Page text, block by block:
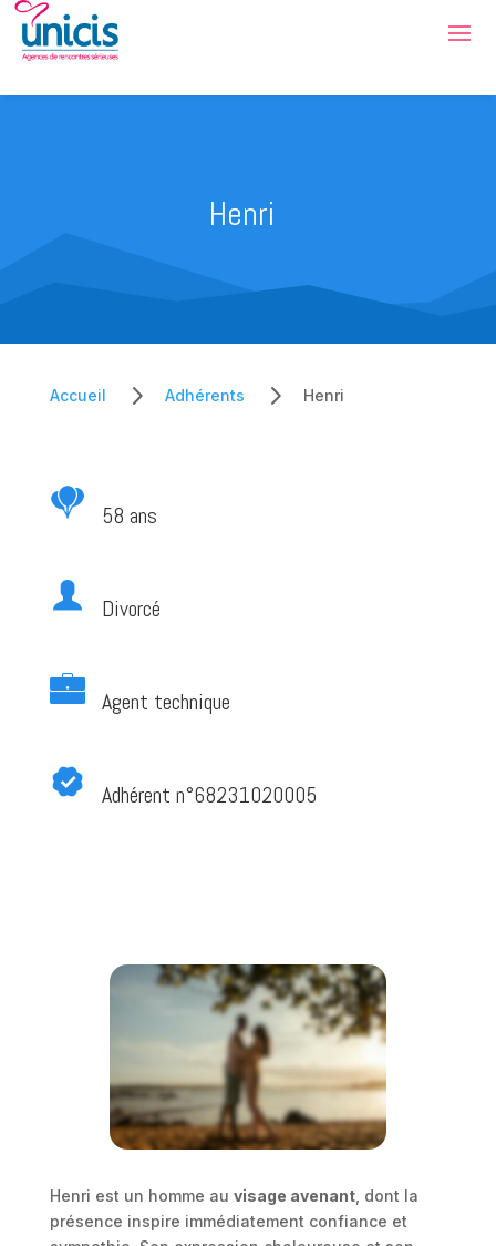
Henri
Accueil 5 Adhérents 5 Henri
58 ans
Divorcé
Agent technique
Adhérent n°68231020005
Henri est un homme au visage avenant, dont la
présence inspire immédiatement confiance et